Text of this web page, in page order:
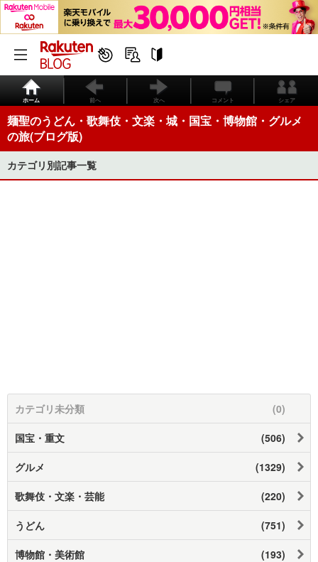
ホーム 前へ 次へ コメント シェア
麺聖のうどん・歌舞伎・文楽・城・国宝・博物館・グルメ
の旅(ブログ版)
カテゴリ別記事一覧
カテゴリ未分類 (0)
国宝・重文 (506)
グルメ (1329)
歌舞伎・文楽・芸能 (220)
うどん (751)
博物館・美術館 (193)